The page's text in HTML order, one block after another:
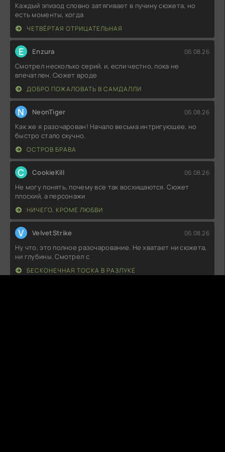
Каждый эпизод словно затягивает в пучину сюжета, но
есть моменты, когда
ЧЕТВЁРТАЯ ОТРИЦАТЕЛЬНАЯ
E Enzura 06.08.26
Смотрел несколько серий, и, если честно, пока не
впечатлен. Сюжет вроде
ДОБРО ПОЖАЛОВАТЬ В САМДАЛЛИ
N NeonTiger 06.08.26
Как же я разочарован! Начало весьма интригующее, но
быстро стало скучно.
ОСТРОВ БРАВА
C CookieKill 06.08.26
Не могу понять, почему все так восхищаются. Сюжет
плоский, а персонажи
НИЧЕГО, КРОМЕ ЛЮБВИ
V VelvetStrike 06.08.26
Ну что, это полное разочарование. Не хватает ни сюжета,
ни глубины. Смотрел с
БЕСКОНЕЧНАЯ ТОСКА В РАЗЛУКЕ